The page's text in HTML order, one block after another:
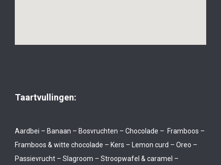
Taartvullingen:
Aardbei – Banaan – Bosvruchten – Chocolade – Framboos –
Framboos & witte chocolade – Kers – Lemon curd – Oreo –
Passievrucht – Slagroom – Stroopwafel & caramel –